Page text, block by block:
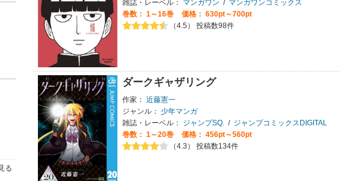
る
雑誌・レーベル：
マンガワン / マンガワンコミックス
巻数： 1～16巻
価格： 630pt～700pt
（4.5） 投稿数98件
ダークギャザリング
作家： 近藤憲一
ジャンル：
少年マンガ
雑誌・レーベル：
ジャンプSQ. / ジャンプコミックスDIGITAL
巻数： 1～20巻
価格： 456pt～560pt
（4.3） 投稿数134件